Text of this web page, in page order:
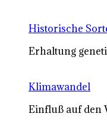
Historische
Erhaltung
Klimawandel
Einfluß auf den